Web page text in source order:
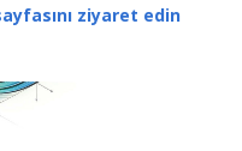
ziyaret edin